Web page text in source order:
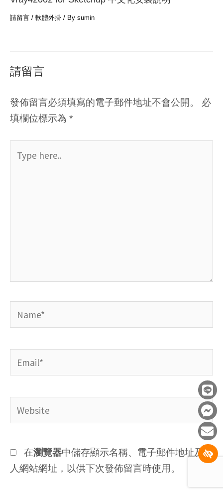
L
i
n
e
F
a
c
e
b
o
o
-
E
n
v
e
l
o
p
請留言 / 軟體外掛 / By sumin
請留言
發佈留言必須填寫的電子郵件地址不會公開。
必
填欄位標示為 *
here..
在瀏覽器中儲存顯示名稱、電子郵件地址及個
人網站網址，以供下次發佈留言時使用。